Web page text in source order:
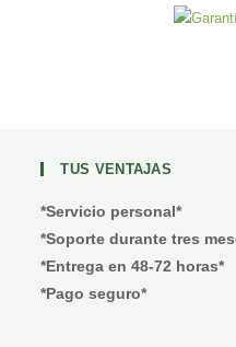
TUS VENTAJAS
*Servicio personal*
*Soporte durante tres
*Entrega en 48-72 horas*
*Pago seguro*